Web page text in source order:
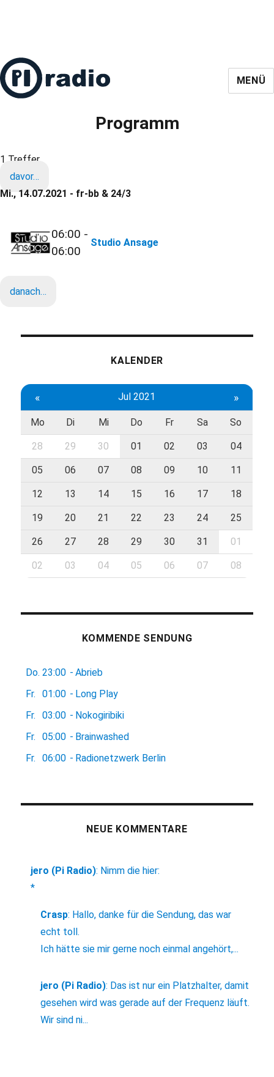
MENÜ
Programm
1 Treffer
davor…
Mi., 14.07.2021 - fr-bb & 24/3
06:00 -
06:00
Studio Ansage
danach…
KALENDER
« Jul 2021 »
Mo Di Mi Do Fr Sa So
28 29 30 01 02 03 04
05 06 07 08 09 10 11
12 13 14 15 16 17 18
19 20 21 22 23 24 25
26 27 28 29 30 31 01
02 03 04 05 06 07 08
KOMMENDE SENDUNG
Do. 23:00 - Abrieb
Fr.
01:00 - Long Play
Fr.
03:00 - Nokogiribiki
Fr.
05:00 - Brainwashed
Fr.
06:00 - Radionetzwerk Berlin
NEUE KOMMENTARE
jero (Pi Radio): Nimm die hier:
*
Crasp: Hallo, danke für die Sendung, das war
echt toll.
Ich hätte sie mir gerne noch einmal angehört,...
jero (Pi Radio): Das ist nur ein Platzhalter, damit
gesehen wird was gerade auf der Frequenz läuft.
Wir sind ni...